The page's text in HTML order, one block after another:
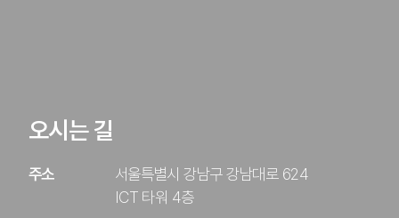
오시는 길
주소
서울특별시 강남구 강남대로 624
ICT 타워 4층